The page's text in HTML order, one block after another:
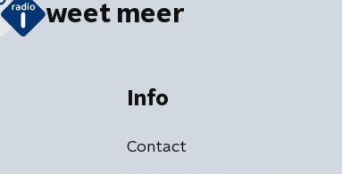
weet meer
Info
Contact